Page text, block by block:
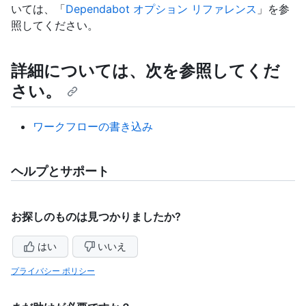
いては、「Dependabot オプション リファレンス 」を参
照してください。
詳細については、次を参照してくだ
さい。
ワークフローの書き込み
ヘルプとサポート
お探しのものは見つかりましたか?
はい いいえ
プライバシー ポリシー